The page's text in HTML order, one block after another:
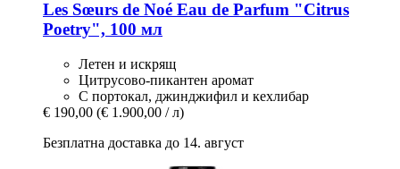
Les Sœurs de Noé Eau de Parfum "Citrus
Poetry", 100 мл
Летен и искрящ
Цитрусово-пикантен аромат
С портокал, джинджифил и кехлибар
€ 190,00 (€ 1.900,00 / л)
Безплатна доставка до 14. август